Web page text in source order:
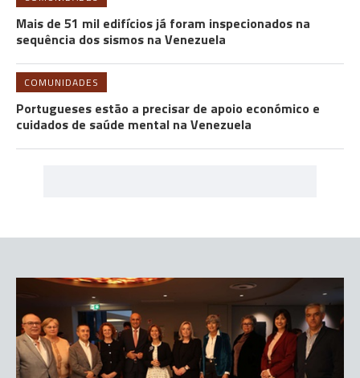
Mais de 51 mil edifícios já foram inspecionados na
sequência dos sismos na Venezuela
COMUNIDADES
Portugueses estão a precisar de apoio económico e
cuidados de saúde mental na Venezuela